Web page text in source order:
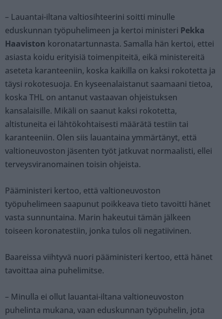
– Lauantai-iltana valtiosihteerini soitti minulle
eduskunnan työpuhelimeen ja kertoi ministeri Pekka
Haaviston koronatartunnasta. Samalla hän kertoi, ettei
asiasta koidu erityisiä toimenpiteitä, eikä ministereitä
aseteta karanteeniin, koska kaikilla on kaksi rokotetta ja
täysi rokotesuoja. En kyseenalaistanut saamaani tietoa,
koska THL on antanut vastaavan ohjeistuksen
kansalaisille. Mikäli on saanut kaksi rokotetta,
altistuneita ei lähtökohtaisesti määrätä testiin tai
karanteeniin. Olen siis lauantaina ymmärtänyt, että
valtioneuvoston jäsenten työt jatkuvat normaalisti, ellei
terveysviranomainen toisin ohjeista.
Pääministeri kertoo, että valtioneuvoston
työpuhelimeen saapunut poikkeava tieto tavoitti hänet
vasta sunnuntaina. Marin hakeutui tämän jälkeen
toiseen koronatestiin, jonka tulos oli negatiivinen.
Baareissa viihtyvä nuori pääministeri kertoo, että hänet
tavoittaa aina puhelimitse.
– Minulla ei ollut lauantai-iltana valtioneuvoston
puhelinta mukana, vaan eduskunnan työpuhelin, jota